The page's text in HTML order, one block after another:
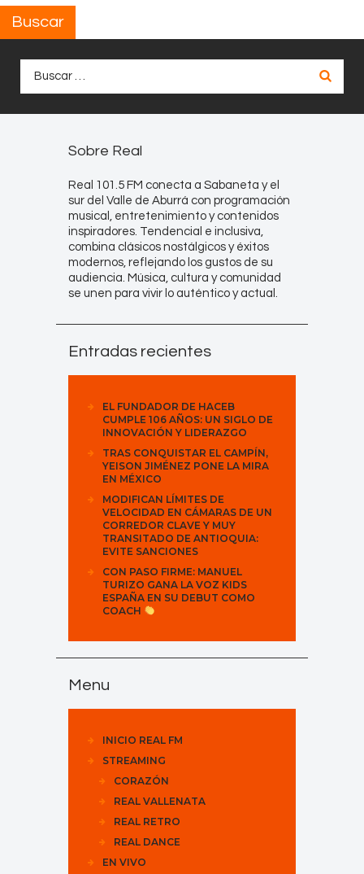
Buscar
Sobre Real
Real 101.5 FM conecta a Sabaneta y el
sur del Valle de Aburrá con programación
musical, entretenimiento y contenidos
inspiradores. Tendencial e inclusiva,
combina clásicos nostálgicos y éxitos
modernos, reflejando los gustos de su
audiencia. Música, cultura y comunidad
se unen para vivir lo auténtico y actual.
Entradas recientes
EL FUNDADOR DE HACEB
CUMPLE 106 AÑOS: UN SIGLO DE
INNOVACIÓN Y LIDERAZGO
TRAS CONQUISTAR EL CAMPÍN,
YEISON JIMÉNEZ PONE LA MIRA
EN MÉXICO
MODIFICAN LÍMITES DE
VELOCIDAD EN CÁMARAS DE UN
CORREDOR CLAVE Y MUY
TRANSITADO DE ANTIOQUIA:
EVITE SANCIONES
CON PASO FIRME: MANUEL
TURIZO GANA LA VOZ KIDS
ESPAÑA EN SU DEBUT COMO
COACH
Menu
INICIO REAL FM
STREAMING
CORAZÓN
REAL VALLENATA
REAL RETRO
REAL DANCE
EN VIVO